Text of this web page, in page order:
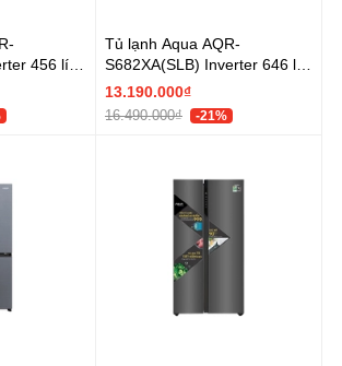
456 lít
Tủ lạnh Aqua AQR-
S682XA(SLB) Inverter 646 lít
- Chính hãng
13.190.000₫
16.490.000₫ -21%